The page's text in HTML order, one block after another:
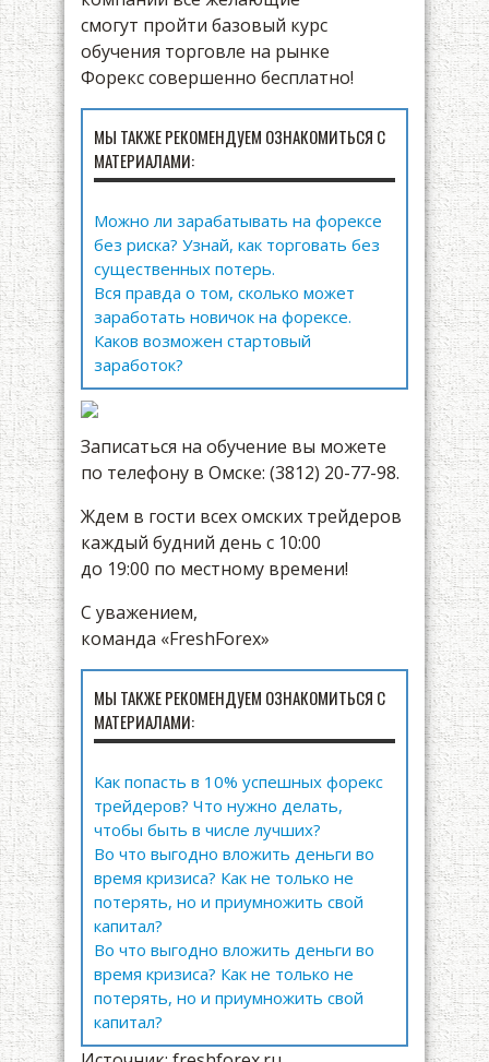
смогут пройти базовый курс
обучения торговле на рынке
Форекс совершенно бесплатно!
МЫ ТАКЖЕ РЕКОМЕНДУЕМ ОЗНАКОМИТЬСЯ С
МАТЕРИАЛАМИ:
Можно ли зарабатывать на форексе
без риска? Узнай, как торговать без
существенных потерь.
Вся правда о том, сколько может
заработать новичок на форексе.
Каков возможен стартовый
заработок?
Записаться на обучение вы можете
по телефону в Омске: (3812) 20-77-98.
Ждем в гости всех омских трейдеров
каждый будний день с 10:00
до 19:00 по местному времени!
С уважением,
команда «FreshForex»
МЫ ТАКЖЕ РЕКОМЕНДУЕМ ОЗНАКОМИТЬСЯ С
МАТЕРИАЛАМИ:
Как попасть в 10% успешных форекс
трейдеров? Что нужно делать,
чтобы быть в числе лучших?
Во что выгодно вложить деньги во
время кризиса? Как не только не
потерять, но и приумножить свой
капитал?
Во что выгодно вложить деньги во
время кризиса? Как не только не
потерять, но и приумножить свой
капитал?